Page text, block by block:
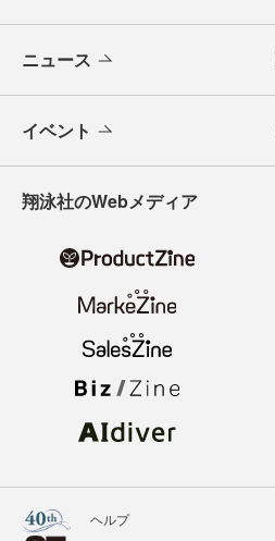
ニュース
イベント
翔泳社のWebメディア
ヘルプ